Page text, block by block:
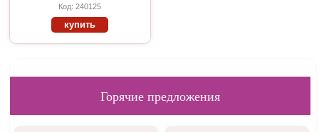
Код: 240125
купить
Горячие предложения